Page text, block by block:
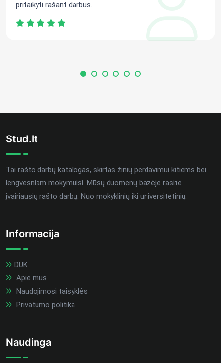
pritaikyti rašant darbus.
Stud.lt
Tai rašto darbų katalogas, skirtas žinių perdavimui kitiems bei
lengvesniam mokymuisi. Mūsų duomenų bazėje rasite
įvairiausių rašto darbų. Nuo mokyklinių iki universitetinių.
Informacija
DUK
Apie mus
Naudojimosi taisyklės
Privatumo politika
Naudinga